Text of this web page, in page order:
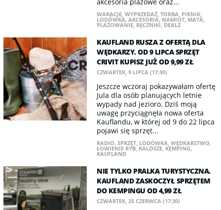
WAKACJE,WYPRZEDAŻ,TORBA, PIKNIK,
LODÓWKA,AKCESORIA, NAMIOT, MATA,
PLAŻOWANIE, RĘCZNIKI, DEALZ
KAUFLAND RUSZA Z OFERTĄ DLA
WĘDKARZY. OD 9 LIPCA SPRZĘT
CRIVIT KUPISZ JUŻ OD 9,99 ZŁ
CZWARTEK, 9 LIPCA (17:30)
Jeszcze wczoraj pokazywałam ofertę
Jula dla osób planujących letnie
wypady nad jezioro. Dziś moją
uwagę przyciągnęła nowa oferta
Kauflandu, w której od 9 do 22 lipca
pojawi się sprzęt...
RADIO,SPRZĘT, LODÓWKA,WĘDKARSTWO,
ŁOWIENIE RYB, KALOSZE, KEMPING,
KAUFLAND
NIE TYLKO PRALKA TURYSTYCZNA.
KAUFLAND ZASKOCZYŁ SPRZĘTEM
DO KEMPINGU OD 4,99 ZŁ
CZWARTEK, 25 CZERWCA (17:30)